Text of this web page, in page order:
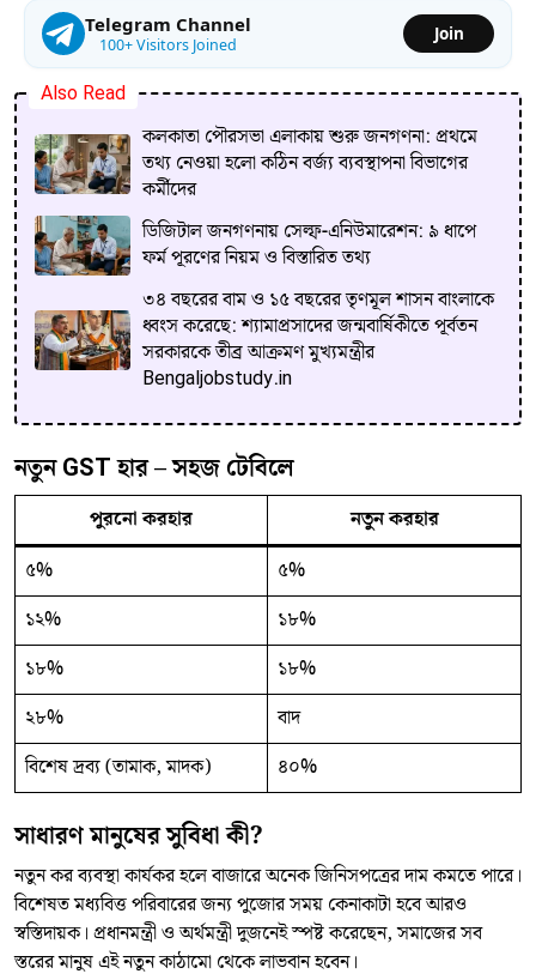
Telegram Channel
100+ Visitors Joined
Join
Also Read
কলকাতা পৌরসভা এলাকায় শুরু জনগণনা: প্রথমে
তথ্য নেওয়া হলো কঠিন বর্জ্য ব্যবস্থাপনা বিভাগের
কর্মীদের
ডিজিটাল জনগণনায় সেল্ফ-এনিউমারেশন: ৯ ধাপে
ফর্ম পূরণের নিয়ম ও বিস্তারিত তথ্য
৩৪ বছরের বাম ও ১৫ বছরের তৃণমূল শাসন বাংলাকে
ধ্বংস করেছে: শ্যামাপ্রসাদের জন্মবার্ষিকীতে পূর্বতন
সরকারকে তীব্র আক্রমণ মুখ্যমন্ত্রীর
Bengaljobstudy.in
নতুন GST হার – সহজ টেবিলে
পুরনো করহার
নতুন করহার
৫%
৫%
১২%
১৮%
১৮%
১৮%
২৮%
বাদ
বিশেষ দ্রব্য (তামাক, মাদক)
৪০%
সাধারণ মানুষের সুবিধা কী?
নতুন কর ব্যবস্থা কার্যকর হলে বাজারে অনেক জিনিসপত্রের দাম কমতে পারে।
বিশেষত মধ্যবিত্ত পরিবারের জন্য পুজোর সময় কেনাকাটা হবে আরও
স্বস্তিদায়ক। প্রধানমন্ত্রী ও অর্থমন্ত্রী দুজনেই স্পষ্ট করেছেন, সমাজের সব
স্তরের মানুষ এই নতুন কাঠামো থেকে লাভবান হবেন।